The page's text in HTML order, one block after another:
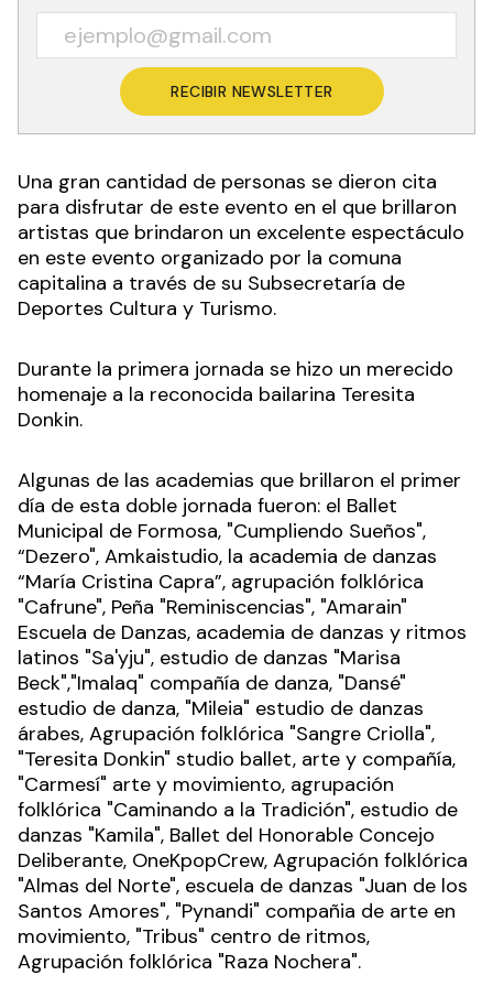
RECIBIR NEWSLETTER
Una gran cantidad de personas se dieron cita
para disfrutar de este evento en el que brillaron
artistas que brindaron un excelente espectáculo
en este evento organizado por la comuna
capitalina a través de su Subsecretaría de
Deportes Cultura y Turismo.
Durante la primera jornada se hizo un merecido
homenaje a la reconocida bailarina Teresita
Donkin.
Algunas de las academias que brillaron el primer
día de esta doble jornada fueron: el Ballet
Municipal de Formosa, "Cumpliendo Sueños",
“Dezero", Amkaistudio, la academia de danzas
“María Cristina Capra”, agrupación folklórica
"Cafrune", Peña "Reminiscencias", "Amarain"
Escuela de Danzas, academia de danzas y ritmos
latinos "Sa'yju", estudio de danzas "Marisa
Beck","Imalaq" compañía de danza, "Dansé"
estudio de danza, "Mileia" estudio de danzas
árabes, Agrupación folklórica "Sangre Criolla",
"Teresita Donkin" studio ballet, arte y compañía,
"Carmesí" arte y movimiento, agrupación
folklórica "Caminando a la Tradición", estudio de
danzas "Kamila", Ballet del Honorable Concejo
Deliberante, OneKpopCrew, Agrupación folklórica
"Almas del Norte", escuela de danzas "Juan de los
Santos Amores", "Pynandi" compañia de arte en
movimiento, "Tribus" centro de ritmos,
Agrupación folklórica "Raza Nochera".